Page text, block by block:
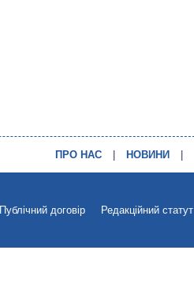
ПРО НАС НОВИНИ
Публічний договір Редакційний статут